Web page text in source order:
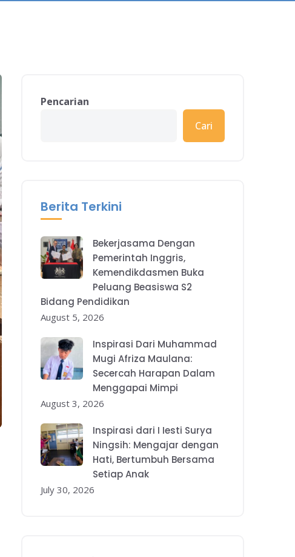
Pencarian
Cari
Berita Terkini
Bekerjasama Dengan
Pemerintah Inggris,
Kemendikdasmen Buka
Peluang Beasiswa S2
Bidang Pendidikan
August 5, 2026
Inspirasi Dari Muhammad
Mugi Afriza Maulana:
Secercah Harapan Dalam
Menggapai Mimpi
August 3, 2026
Inspirasi dari I Iesti Surya
Ningsih: Mengajar dengan
Hati, Bertumbuh Bersama
Setiap Anak
July 30, 2026